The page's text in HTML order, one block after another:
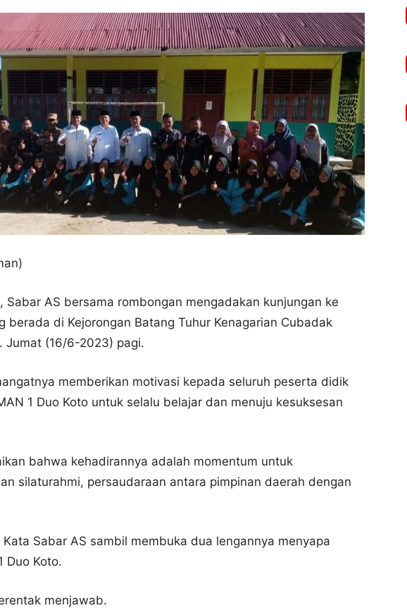
Sabar AS bersama rombongan mengadakan kunjungan ke
berada di Kejorongan Batang Tuhur Kenagarian Cubadak
Jumat (16/6-2023) pagi.
memberikan motivasi kepada seluruh peserta didik
1 Duo Koto untuk selalu belajar dan menuju kesuksesan
bahwa kehadirannya adalah momentum untuk
silaturahmi, persaudaraan antara pimpinan daerah dengan
Kata Sabar AS sambil membuka dua lengannya menyapa
Duo Koto.
menjawab.